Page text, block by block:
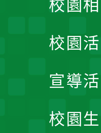
校園
校園
宣導
校園